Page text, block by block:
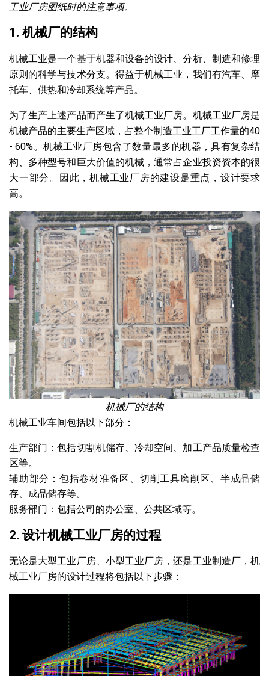
工业厂房图纸时的注意事项。
1. 机械厂的结构
机械工业是一个基于机器和设备的设计、分析、制造和修理
原则的科学与技术分支。得益于机械工业，我们有汽车、摩
托车、供热和冷却系统等产品。
为了生产上述产品而产生了机械工业厂房。机械工业厂房是
机械产品的主要生产区域，占整个制造工业工厂工作量的40
- 60%。机械工业厂房包含了数量最多的机器，具有复杂结
构、多种型号和巨大价值的机械，通常占企业投资资本的很
大一部分。因此，机械工业厂房的建设是重点，设计要求
高。
机械厂的结构
机械工业车间包括以下部分：
生产部门：包括切割机储存、冷却空间、加工产品质量检查
区等。
辅助部分：包括卷材准备区、切削工具磨削区、半成品储
存、成品储存等。
服务部门：包括公司的办公室、公共区域等。
2. 设计机械工业厂房的过程
无论是大型工业厂房、小型工业厂房，还是工业制造厂，机
械工业厂房的设计过程将包括以下步骤：